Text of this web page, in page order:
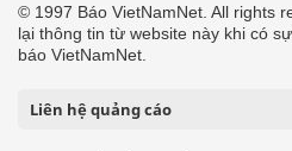
© 1997 Báo VietNamNet. All rights
lại thông tin từ website này khi có
báo VietNamNet.
Liên hệ quảng cáo